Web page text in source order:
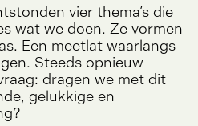
vier thema’s die
wat we doen. Ze vormen
Een meetlat waarlangs
Steeds opnieuw
dragen we met dit
gelukkige en